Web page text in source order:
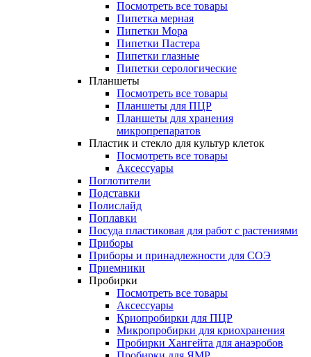
Посмотреть все товары
Пипетка мерная
Пипетки Мора
Пипетки Пастера
Пипетки глазные
Пипетки серологические
Планшеты
Посмотреть все товары
Планшеты для ПЦР
Планшеты для хранения
микропрепаратов
Пластик и стекло для культур клеток
Посмотреть все товары
Аксессуары
Поглотители
Подставки
Полислайд
Поплавки
Посуда пластиковая для работ с растениями
Приборы
Приборы и принадлежности для СОЭ
Приемники
Пробирки
Посмотреть все товары
Аксессуары
Криопробирки для ПЦР
Микропробирки для криохранения
Пробирки Хангейта для анаэробов